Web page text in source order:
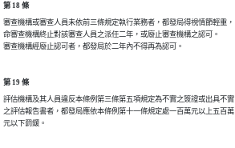
第 18 條
審查機構或審查人員未依前三條規定執行業務者，都發局得視情節輕重，
命審查機構終止對該審查人員之派任二年，或廢止審查機構之認可。
審查機構經廢止認可者，都發局於二年內不得再為認可。
第 19 條
評估機構及其人員違反本條例第三條第五項規定為不實之簽證或出具不實
之評估報告書者，都發局應依本條例第十一條規定處一百萬元以上五百萬
元以下罰鍰。